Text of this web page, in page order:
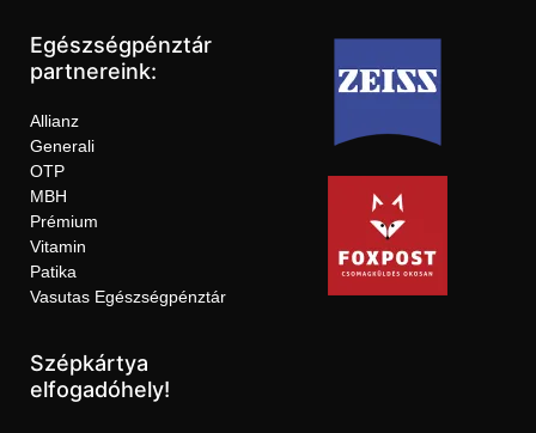
Egészségpénztár
partnereink:
Allianz
Generali
OTP
MBH
Prémium
Vitamin
Patika
Vasutas Egészségpénztár
Szépkártya
elfogadóhely!